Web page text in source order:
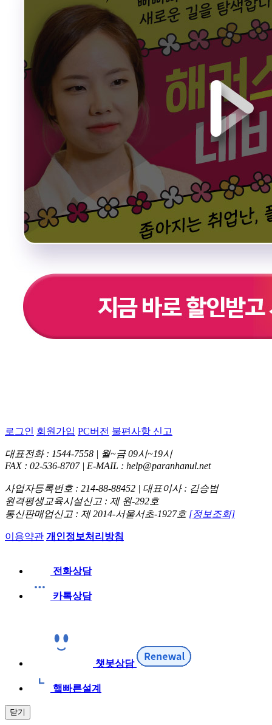
로그인 회원가입 PC버전 불편사항 신고
대표전화 : 1544-7558 | 월~금 09시~19시
FAX : 02-536-8707 | E-MAIL : help@paranhanul.net
사업자등록번호 : 214-88-88452 | 대표이사 : 김승범
원격평생교육시설신고 : 제 원-292호
통신판매업신고 : 제 2014-서울서초-1927호 [정보조회]
이용약관 개인정보처리방침
전화상담
카톡상담
챗봇상담
햌빠른설계
닫기